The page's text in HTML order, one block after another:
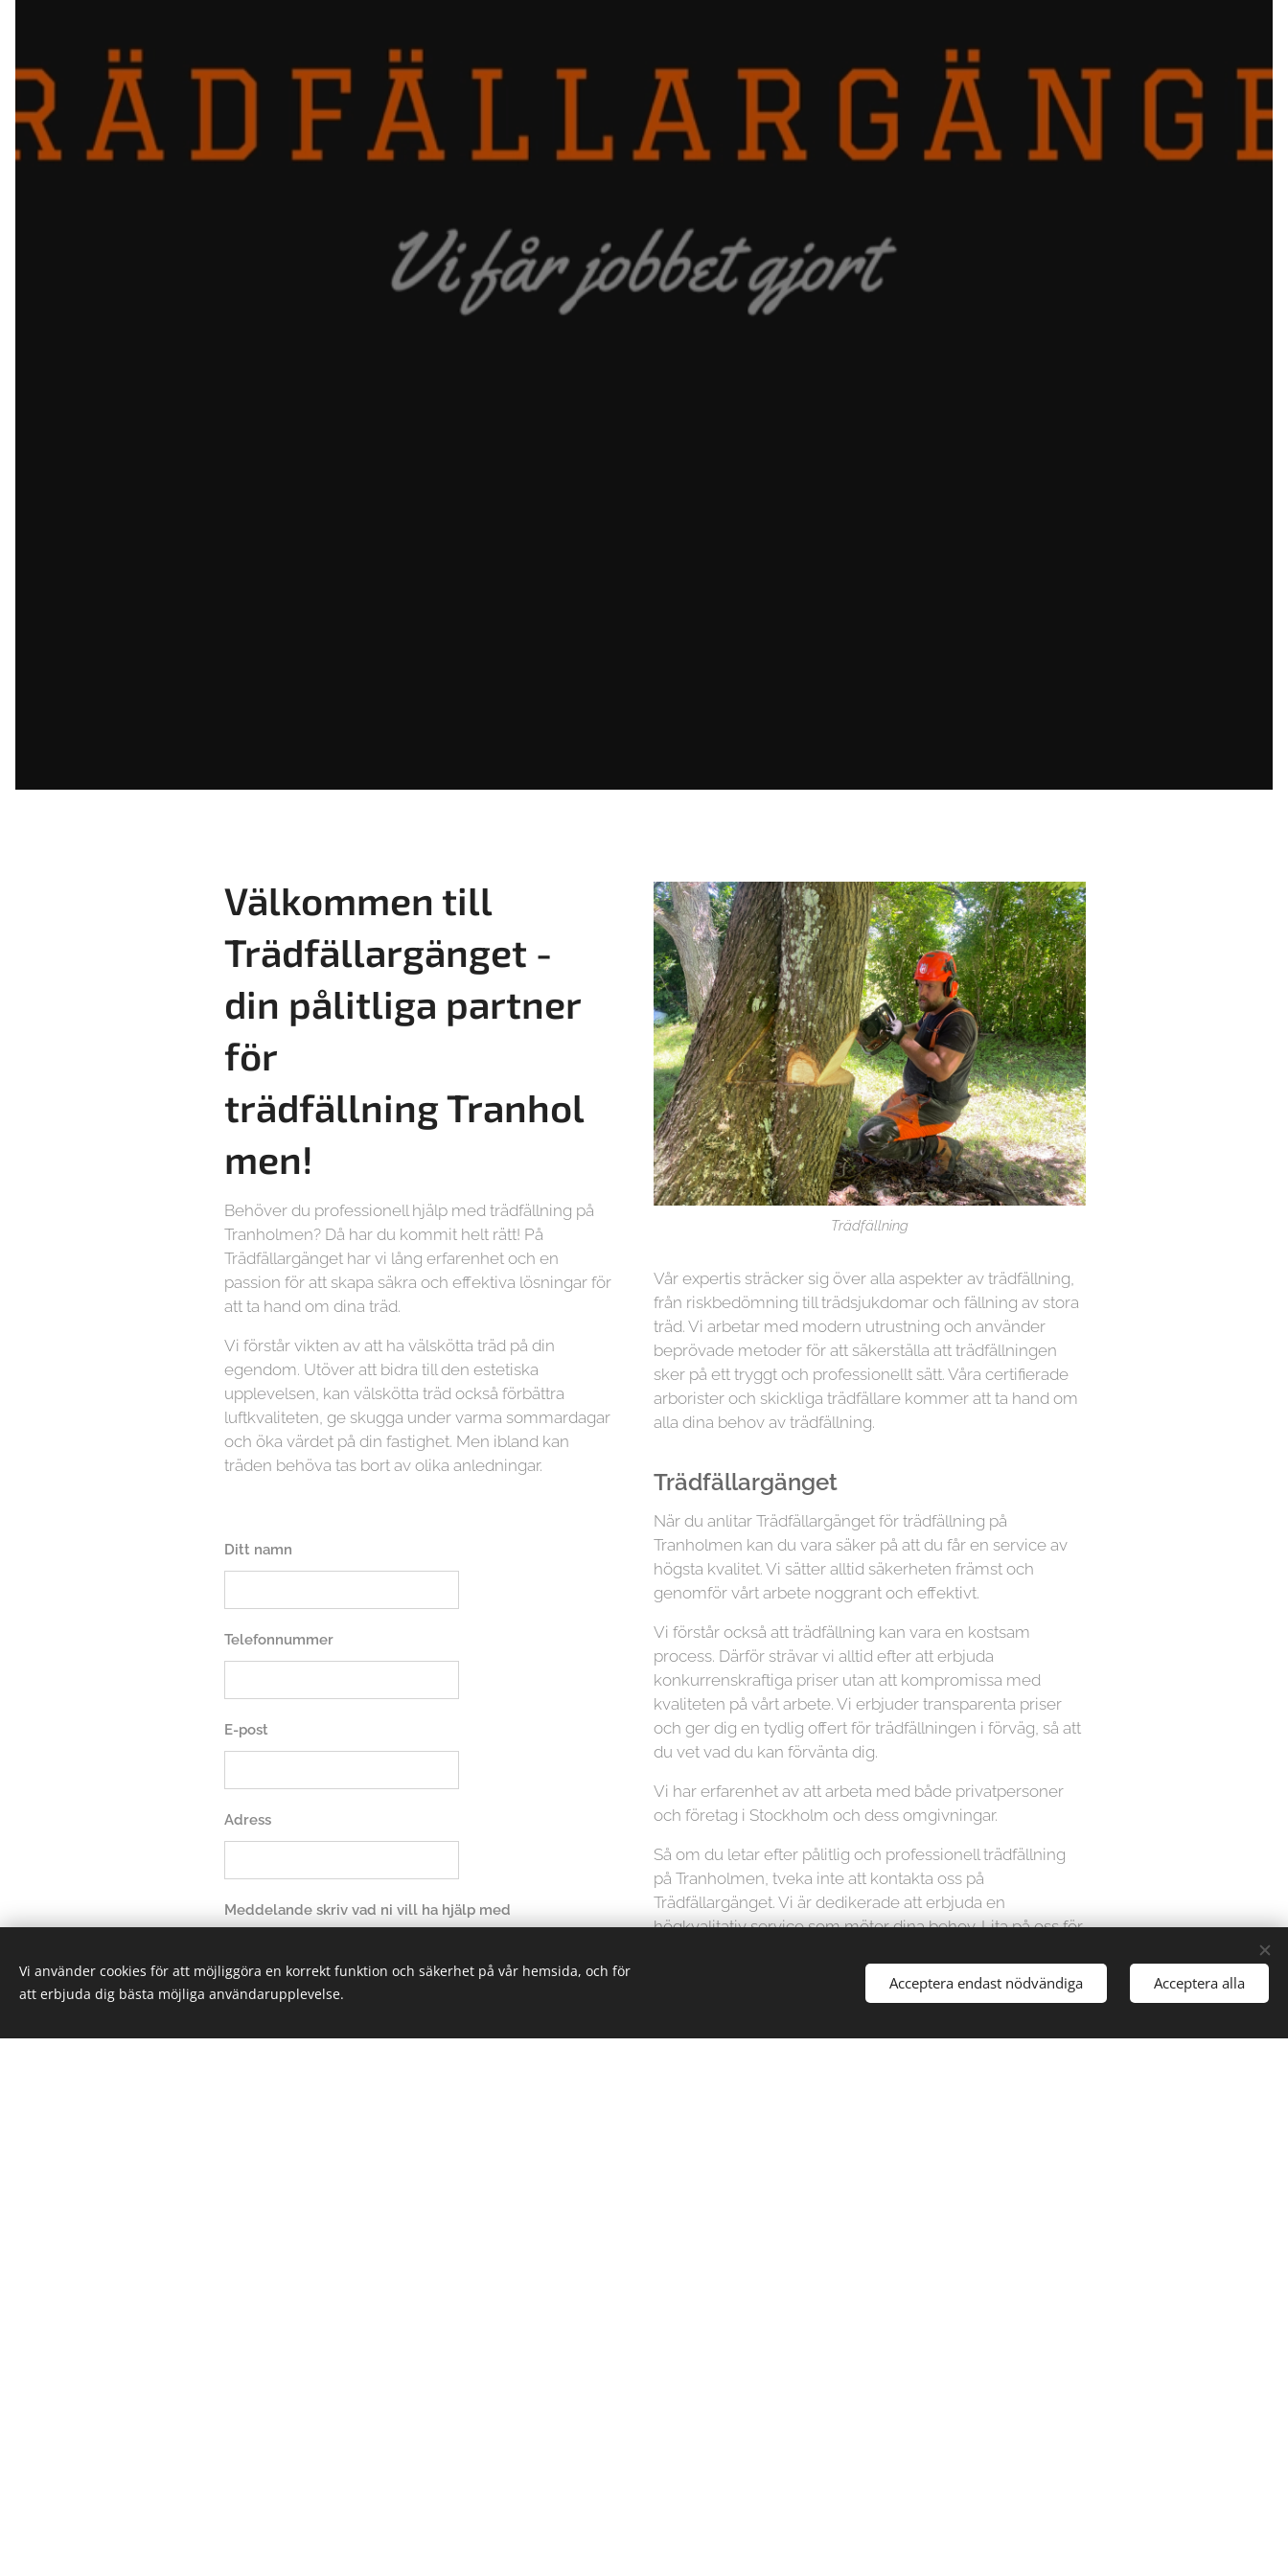
Välkommen till
Trädfällargänget -
din pålitliga partner
för
trädfällningTranhol
men!
Behöver du professionell hjälp med trädfällning på
Tranholmen? Då har du kommit helt rätt! På
Trädfällargänget har vi lång erfarenhet och en
passion för att skapa säkra och effektiva lösningar för
att ta hand om dina träd.
Vi förstår vikten av att ha välskötta träd på din
egendom. Utöver att bidra till den estetiska
upplevelsen, kan välskötta träd också förbättra
luftkvaliteten, ge skugga under varma sommardagar
och öka värdet på din fastighet. Men ibland kan
träden behöva tas bort av olika anledningar.
Ditt namn
Telefonnummer
E-post
Adress
Meddelande skriv vad ni vill ha hjälp med
Trädfällning
Vår expertis sträcker sig över alla aspekter av trädfällning,
från riskbedömning till trädsjukdomar och fällning av stora
träd. Vi arbetar med modern utrustning och använder
beprövade metoder för att säkerställa att trädfällningen
sker på ett tryggt och professionellt sätt. Våra certifierade
arborister och skickliga trädfällare kommer att ta hand om
alla dina behov av trädfällning.
Trädfällargänget
När du anlitar Trädfällargänget för trädfällning på
Tranholmen kan du vara säker på att du får en service av
högsta kvalitet. Vi sätter alltid säkerheten främst och
genomför vårt arbete noggrant och effektivt.
Vi förstår också att trädfällning kan vara en kostsam
process. Därför strävar vi alltid efter att erbjuda
konkurrenskraftiga priser utan att kompromissa med
kvaliteten på vårt arbete. Vi erbjuder transparenta priser
och ger dig en tydlig offert för trädfällningen i förväg, så att
du vet vad du kan förvänta dig.
Vi har erfarenhet av att arbeta med både privatpersoner
och företag i Stockholm och dess omgivningar.
Så om du letar efter pålitlig och professionell trädfällning
på Tranholmen, tveka inte att kontakta oss på
Trädfällargänget. Vi är dedikerade att erbjuda en
högkvalitativ service som möter dina behov. Lita på oss för
Kontakta oss idag för att få en kostnadsfri offert och boka
Vi använder cookies för att möjliggöra en korrekt funktion och säkerhet på vår hemsida, och för
att erbjuda dig bästa möjliga användarupplevelse.
Acceptera endast nödvändiga Acceptera alla